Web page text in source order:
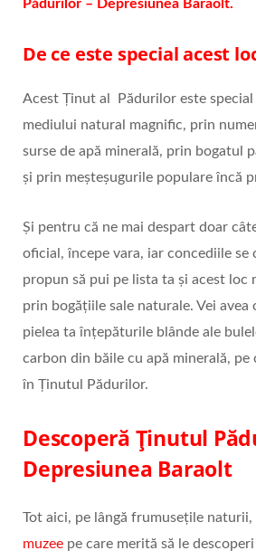
Pădurilor – Depresiunea Baraolt.
De ce este special acest
Acest Ținut al Pădurilor este
mediului natural magnific, prin
surse de apă minerală, prin bogatul
și prin meșteșugurile populare încă
Și pentru că ne mai despart doar
oficial, începe vara, iar concediile se
propun să pui pe lista ta și acest loc
prin bogățiile sale naturale. Vei avea
pielea ta înțepăturile blânde ale
carbon din băile cu apă minerală, pe
în Ținutul Pădurilor.
Descoperă Ținutul
Depresiunea Baraolt
Tot aici, pe lângă frumusețile naturii,
muzee pe care merită să le